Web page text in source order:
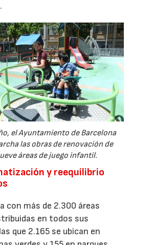
el Ayuntamiento de Barcelona
las obras de renovación de
áreas de juego infantil.
y reequilibrio
con más de 2.300 áreas
en todos sus
que 2.165 se ubican en